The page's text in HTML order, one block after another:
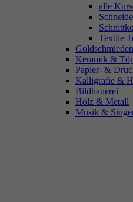
alle
Textile
Keramik &
Papier- &
Kalligrafie &
Bildhauerei
Holz & Metall
Musik &